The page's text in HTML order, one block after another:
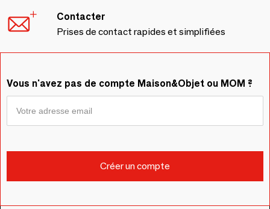
Contacter
Prises de contact rapides et simplifiées
Vous n'avez pas de compte Maison&Objet ou MOM ?